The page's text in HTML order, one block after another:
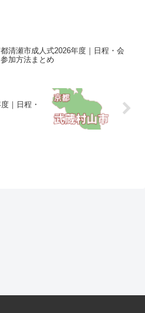
清瀬市成人式2026年度｜日程・会
加方法まとめ
｜日程・